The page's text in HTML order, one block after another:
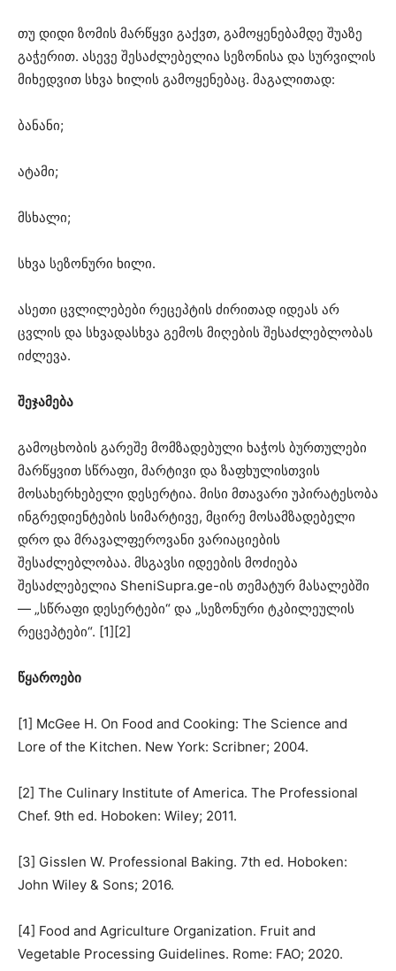
თუ დიდი ზომის მარწყვი გაქვთ, გამოყენებამდე შუაზე
გაჭერით. ასევე შესაძლებელია სეზონისა და სურვილის
მიხედვით სხვა ხილის გამოყენებაც. მაგალითად:
ბანანი;
ატამი;
მსხალი;
სხვა სეზონური ხილი.
ასეთი ცვლილებები რეცეპტის ძირითად იდეას არ
ცვლის და სხვადასხვა გემოს მიღების შესაძლებლობას
იძლევა.
შეჯამება
გამოცხობის გარეშე მომზადებული ხაჭოს ბურთულები
მარწყვით სწრაფი, მარტივი და ზაფხულისთვის
მოსახერხებელი დესერტია. მისი მთავარი უპირატესობა
ინგრედიენტების სიმარტივე, მცირე მოსამზადებელი
დრო და მრავალფეროვანი ვარიაციების
შესაძლებლობაა. მსგავსი იდეების მოძიება
შესაძლებელია SheniSupra.ge-ის თემატურ მასალებში
— „სწრაფი დესერტები“ და „სეზონური ტკბილეულის
რეცეპტები“. [1][2]
წყაროები
[1] McGee H. On Food and Cooking: The Science and
Lore of the Kitchen. New York: Scribner; 2004.
[2] The Culinary Institute of America. The Professional
Chef. 9th ed. Hoboken: Wiley; 2011.
[3] Gisslen W. Professional Baking. 7th ed. Hoboken:
John Wiley & Sons; 2016.
[4] Food and Agriculture Organization. Fruit and
Vegetable Processing Guidelines. Rome: FAO; 2020.